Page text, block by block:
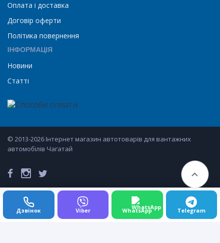
Оплата і доставка
Договір оферти
Політика повернення
ІНФОРМАЦІЯ
Новини
Статті
© 2013-2026 Інтернет магазин автотоварів для вантажних
автомобілів Чагатай
Дзвінок Viber WhatsApp Telegram